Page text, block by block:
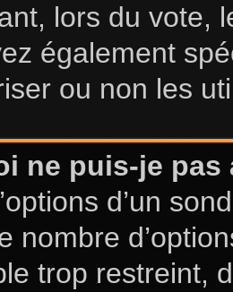
lors du vote,
également
ou non les
ne puis-je
d’un
nombre
trop restreint,